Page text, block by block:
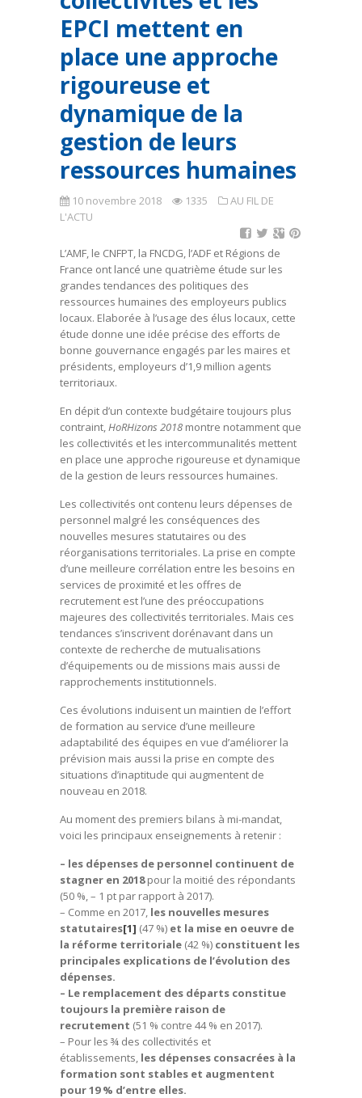
EPCI mettent en
place une approche
rigoureuse et
dynamique de la
gestion de leurs
ressources humaines
10 novembre 2018 1335
AU FIL DE
L'ACTU
L’AMF, le CNFPT, la FNCDG, l’ADF et Régions de
France ont lancé une quatrième étude sur les
grandes tendances des politiques des
ressources humaines des employeurs publics
locaux. Elaborée à l’usage des élus locaux, cette
étude donne une idée précise des efforts de
bonne gouvernance engagés par les maires et
présidents, employeurs d’1,9 million agents
territoriaux.
En dépit d’un contexte budgétaire toujours plus
contraint,HoRHizons 2018 montre notamment que
les collectivités et les intercommunalités mettent
en place une approche rigoureuse et dynamique
de la gestion de leurs ressources humaines.
Les collectivités ont contenu leurs dépenses de
personnel malgré les conséquences des
nouvelles mesures statutaires ou des
réorganisations territoriales. La prise en compte
d’une meilleure corrélation entre les besoins en
services de proximité et les offres de
recrutement est l’une des préoccupations
majeures des collectivités territoriales. Mais ces
tendances s’inscrivent dorénavant dans un
contexte de recherche de mutualisations
d’équipements ou de missions mais aussi de
rapprochements institutionnels.
Ces évolutions induisent un maintien de l’effort
de formation au service d’une meilleure
adaptabilité des équipes en vue d’améliorer la
prévision mais aussi la prise en compte des
situations d’inaptitude qui augmentent de
nouveau en 2018.
Au moment des premiers bilans à mi-mandat,
voici les principaux enseignements à retenir :
– les dépenses de personnel continuent de
stagner en 2018pour la moitié des répondants
(50 %, – 1 pt par rapport à 2017).
– Comme en 2017, les nouvelles mesures
statutaires[1] (47 %) et la mise en oeuvre de
la réforme territoriale (42 %) constituent les
principales explications de l’évolution des
dépenses.
– Le remplacement des départs constitue
toujours la première raison de
recrutement (51 % contre 44 % en 2017).
– Pour les ¾ des collectivités et
établissements, les dépenses consacrées à la
formation sont stables et augmentent
pour 19 % d’entre elles.